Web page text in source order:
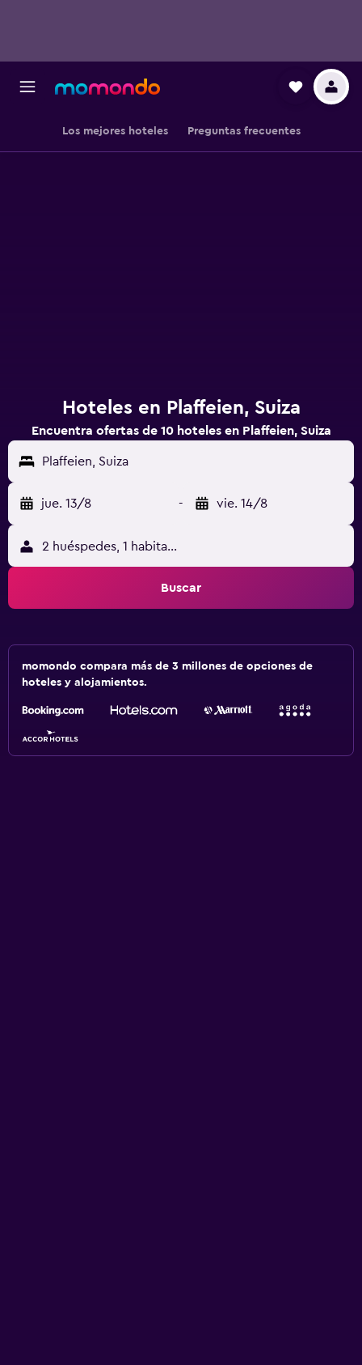
Los mejores hoteles Preguntas frecuentes
Hoteles en Plaffeien, Suiza
Encuentra ofertas de 10 hoteles en Plaffeien, Suiza
Plaffeien, Suiza
jue. 13/8 - vie. 14/8
2 huéspedes, 1 habitación
Buscar
momondo compara más de 3 millones de opciones de
hoteles y alojamientos.